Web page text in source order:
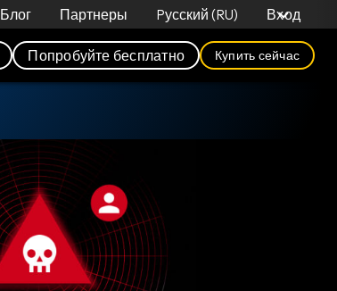
Блог Партнеры Pусский (RU) Вход
Попробуйте бесплатно Купить сейчас